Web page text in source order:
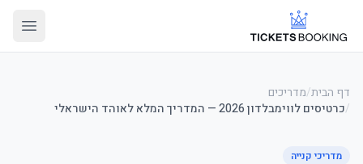
דף הבית/מדריכים
/כרטיסים לווימבלדון 2026 — המדריך המלא לאוהד הישראלי
מדריכי קנייה